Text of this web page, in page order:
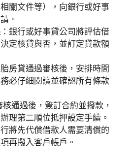
關文件等），向銀行或好事
。
：銀行或好事貸公司將評估借
定核貸與否，並訂定貸款額
胎房貸通過審核後，安排時間
必仔細閱讀並確認所有條款
核通過後，簽訂合約並撥款，
理第二順位抵押設定手續。
行將先代償借款人需要清償的
再撥入客戶帳戶。